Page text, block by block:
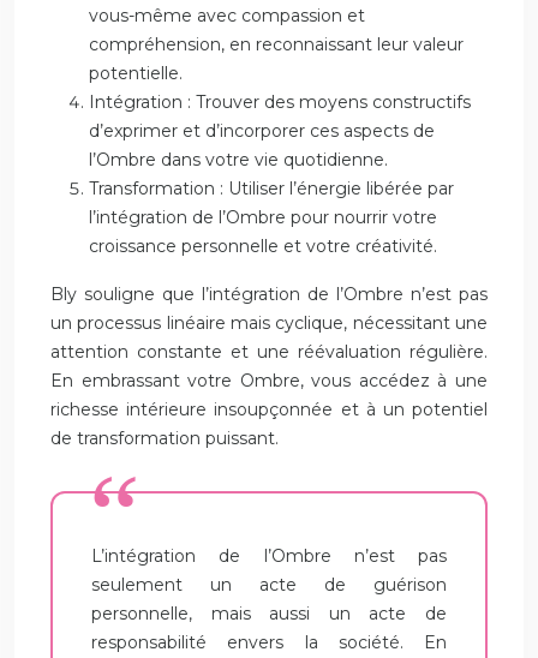
vous-même avec compassion et
compréhension, en reconnaissant leur valeur
potentielle.
Intégration : Trouver des moyens constructifs
d’exprimer et d’incorporer ces aspects de
l’Ombre dans votre vie quotidienne.
Transformation : Utiliser l’énergie libérée par
l’intégration de l’Ombre pour nourrir votre
croissance personnelle et votre créativité.
Bly souligne que l’intégration de l’Ombre n’est pas
un processus linéaire mais cyclique, nécessitant une
attention constante et une réévaluation régulière.
En embrassant votre Ombre, vous accédez à une
richesse intérieure insoupçonnée et à un potentiel
de transformation puissant.
L’intégration de l’Ombre n’est pas
seulement un acte de guérison
personnelle, mais aussi un acte de
responsabilité envers la société. En